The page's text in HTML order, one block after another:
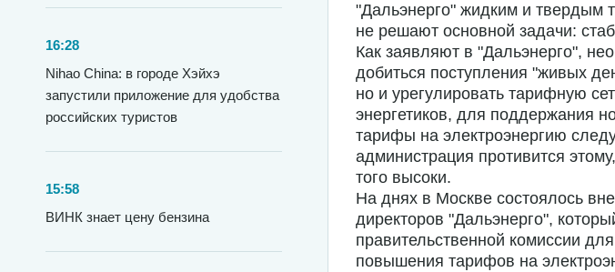
16:28
Nihao China: в городе Хэйхэ
запустили приложение для удобства
российских туристов
15:58
ВИНК знает цену бензина
"Дальэнерго" жидким и твердым
не решают основной задачи:
Как заявляют в "Дальэнерго",
добиться поступления "живых
но и урегулировать тарифную
энергетиков, для поддержания
тарифы на электроэнергию
администрация противится
того высоки.
На днях в Москве состоялось
директоров "Дальэнерго",
правительственной комиссии
повышения тарифов на